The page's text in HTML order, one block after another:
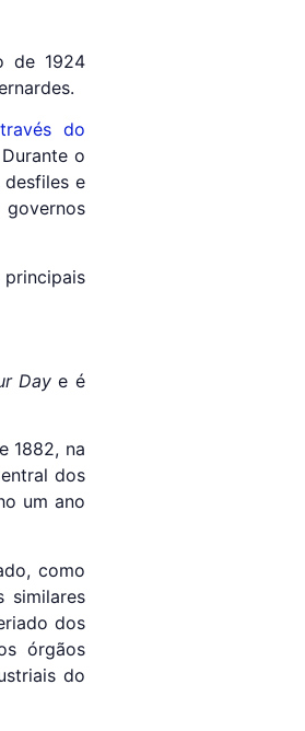
de 1924
do
o
e
Day e é
1882, na
dos
um ano
como
similares
dos
órgãos
do